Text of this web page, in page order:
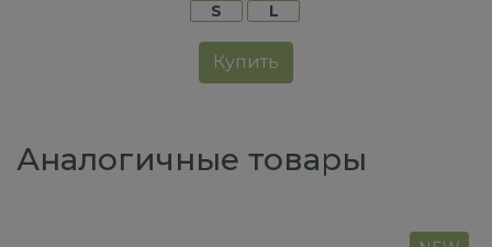
S
L
Купить
Аналогичные товары